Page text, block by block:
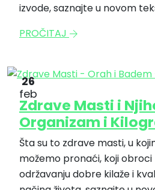
izvode, saznajte u novom
PROČITAJ
26
feb
Zdrave Masti i
Organizam i
Šta su to zdrave masti, u
možemo pronaći, koji
održavanju dobre kilaže i